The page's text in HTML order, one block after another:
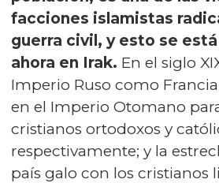
facciones islamistas
guerra civil, y esto se
ahora en Irak. En el siglo
Imperio Ruso como
en el Imperio Otomano
cristianos ortodoxos y
respectivamente; y la
país galo con los cristianos